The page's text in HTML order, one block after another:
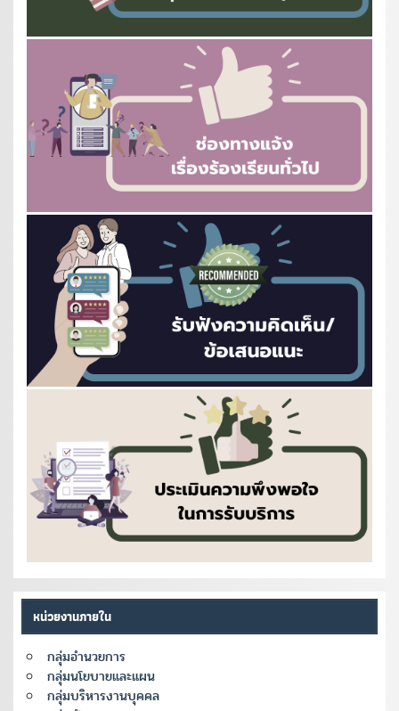
หน่วยงานภายใน
กลุ่มอำนวยการ
กลุ่มนโยบายและแผน
กลุ่มบริหารงานบุคคล